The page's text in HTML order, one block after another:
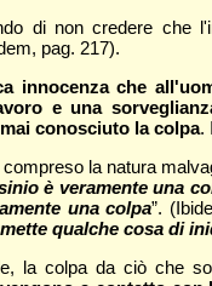
di non credere che
pag. 217).
innocenza che
e una
conosciuto la colpa.
la natura
è veramente una
una colpa”.
qualche cosa di
la colpa da ciò che